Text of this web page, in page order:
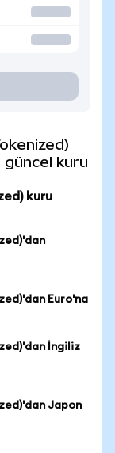
kuru
kuru
Euro'na
İngiliz
Japon